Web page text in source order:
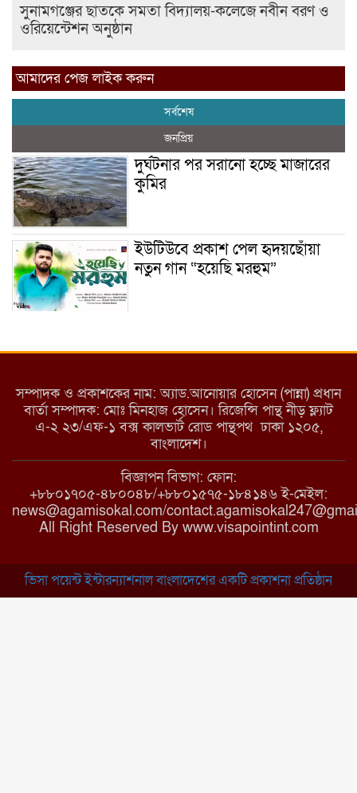
সুনামগঞ্জের ছাতকে সমতা বিদ্যালয়-কলেজে নবীন বরণ ও
ওরিয়েন্টেশন অনুষ্ঠান
আমাদের পেজ লাইক করুন
সর্বশেষ
জনপ্রিয়
দুর্ঘটনার পর সরানো হচ্ছে মাজারের
কুমির
ইউটিউবে প্রকাশ পেল হৃদয়ছোঁয়া
নতুন গান “হয়েছি মরহুম”
মরণ নেশা
মাধবপুরে কমিউনিটি ক্লিনিকে
অনিয়মের অভিযোগ
রাজবাড়ী: বালিয়াকান্দিতে কিশোরীর
ঝুলন্ত মরদেহ উদ্ধার
সম্পাদক ও প্রকাশকের নাম: অ্যাড.আনোয়ার হোসেন (পান্না) প্রধান
বার্তা সম্পাদক: মোঃ মিনহাজ হোসেন। রিজেন্সি পান্থ নীড় ফ্ল্যাট
এ-২ ২৩/এফ-১ বক্স কালভার্ট রোড পান্থপথ ঢাকা ১২০৫,
বাংলাদেশ।
বিজ্ঞাপন বিভাগ: ফোন:
+৮৮০১৭০৫-৪৮০০৪৮/+৮৮০১৫৭৫-১৮৪১৪৬ ই-মেইল:
news@agamisokal.com/
All Right Reserved By www.visapointint.com
ভিসা পয়েন্ট ইন্টারন্যাশনাল বাংলাদেশের একটি প্রকাশনা প্রতিষ্ঠান